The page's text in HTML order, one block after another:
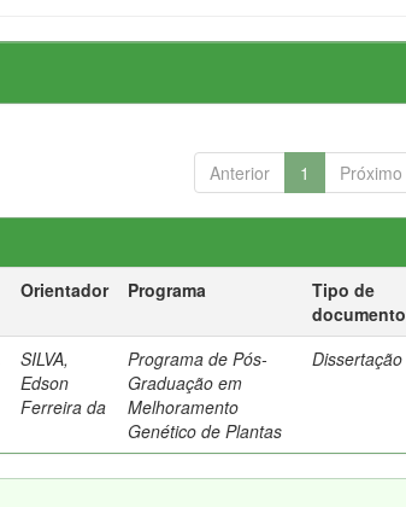
Anterior 1 Próximo
Orientador Programa
Tipo de
documento
SILVA,
Edson
Ferreira da
Programa de Pós-
Graduação em
Melhoramento
Genético de Plantas
Dissertação